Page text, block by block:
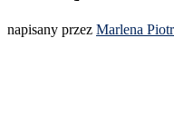
napisany przez Marlena